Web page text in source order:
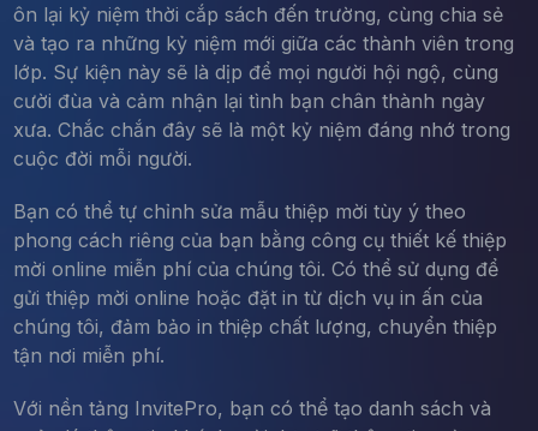
ôn lại kỷ niệm thời cắp sách đến trường, cùng chia sẻ
và tạo ra những kỷ niệm mới giữa các thành viên trong
lớp. Sự kiện này sẽ là dịp để mọi người hội ngộ, cùng
cười đùa và cảm nhận lại tình bạn chân thành ngày
xưa. Chắc chắn đây sẽ là một kỷ niệm đáng nhớ trong
cuộc đời mỗi người.
Bạn có thể tự chỉnh sửa mẫu thiệp mời tùy ý theo
phong cách riêng của bạn bằng công cụ thiết kế thiệp
mời online miễn phí của chúng tôi. Có thể sử dụng để
gửi thiệp mời online hoặc đặt in từ dịch vụ in ấn của
chúng tôi, đảm bảo in thiệp chất lượng, chuyển thiệp
tận nơi miễn phí.
Với nền tảng InvitePro, bạn có thể tạo danh sách và